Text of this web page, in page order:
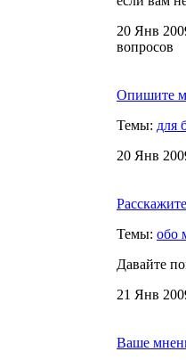
20 Янв
вопросов
Опишите
Темы: для
20 Янв
Темы: обо
Давайте
21 Янв
Ваше